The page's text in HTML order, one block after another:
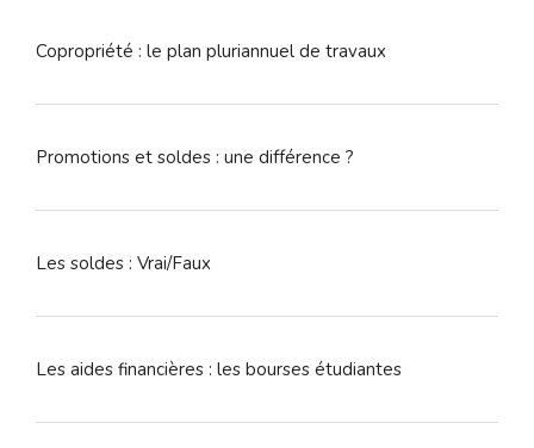
Copropriété : le plan pluriannuel de travaux
Promotions et soldes : une différence ?
Les soldes : Vrai/Faux
Les aides financières : les bourses étudiantes